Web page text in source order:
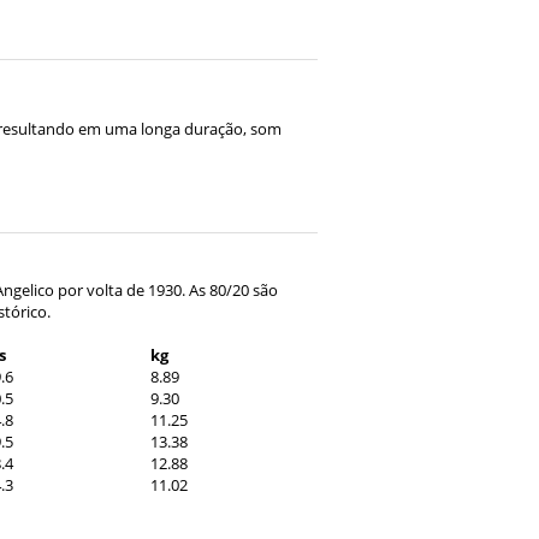
em uma longa duração, som
por volta de 1930. As 80/20 são
kg
8.89
9.30
11.25
13.38
12.88
11.02